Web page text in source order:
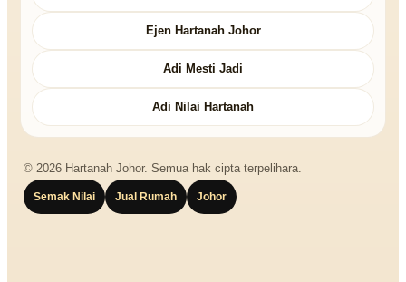
Ejen Hartanah Johor
Adi Mesti Jadi
Adi Nilai Hartanah
© 2026 Hartanah Johor. Semua hak cipta terpelihara.
Semak Nilai Jual Rumah Johor